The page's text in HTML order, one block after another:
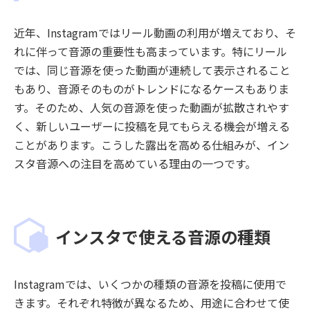
近年、Instagramではリール動画の利用が増えており、そ
れに伴って音源の重要性も高まっています。特にリール
では、同じ音源を使った動画が連続して表示されること
もあり、音源そのものがトレンドになるケースもありま
す。そのため、人気の音源を使った動画が拡散されやす
く、新しいユーザーに投稿を見てもらえる機会が増える
ことがあります。こうした露出を高める仕組みが、イン
スタ音源への注目を高めている理由の一つです。
インスタで使える音源の種類
Instagramでは、いくつかの種類の音源を投稿に使用で
きます。それぞれ特徴が異なるため、用途に合わせて使